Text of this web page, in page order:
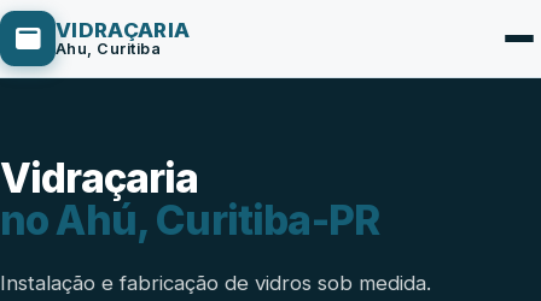
VIDRAÇARIA
Ahu, Curitiba
Box de Vidro
Portas em Vidro
Vidraçaria
no Ahú, Curitiba-PR
Instalação e fabricação de vidros sob medida.